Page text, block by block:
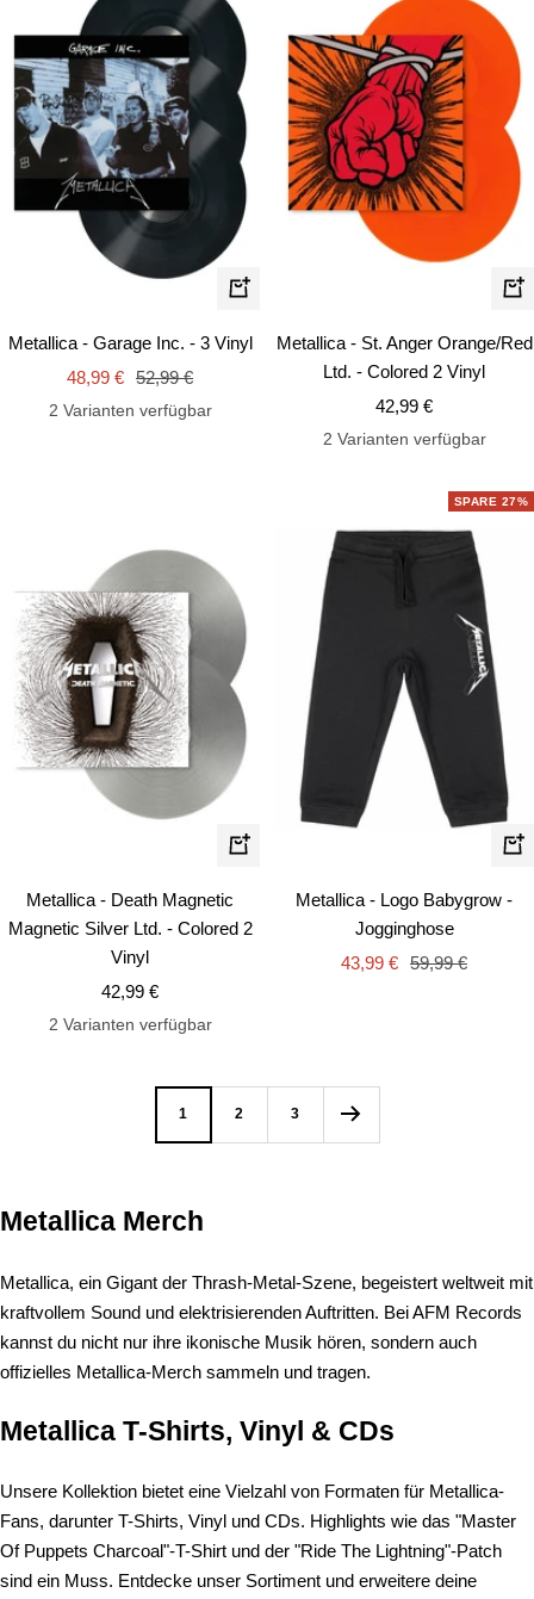
In
den
Metallica - Garage Inc. - 3 Vinyl
Angebotspreis
48,99 € Regulärer
Preis
52,99 €
2 Varianten verfügbar
In
Metallica - St. Anger Orange/Red
Ltd. - Colored 2 Vinyl
Angebotspreis
42,99 €
2 Varianten verfügbar
In
Warenkorb
Metallica - Death Magnetic
Magnetic Silver Ltd. - Colored 2
Vinyl
Angebotspreis
42,99 €
2 Varianten verfügbar
SPARE 27%
Metallica - Logo Babygrow -
Jogginghose
Angebotspreis
43,99 € Regulärer
59,99 €
1 2 3
Metallica Merch
Metallica, ein Gigant der Thrash-Metal-Szene, begeistert weltweit mit
kraftvollem Sound und elektrisierenden Auftritten. Bei AFM Records
kannst du nicht nur ihre ikonische Musik hören, sondern auch
offizielles Metallica-Merch sammeln und tragen.
Metallica T-Shirts, Vinyl & CDs
Unsere Kollektion bietet eine Vielzahl von Formaten für Metallica-
Fans, darunter T-Shirts, Vinyl und CDs. Highlights wie das "Master
Of Puppets Charcoal"-T-Shirt und der "Ride The Lightning"-Patch
sind ein Muss. Entdecke unser Sortiment und erweitere deine